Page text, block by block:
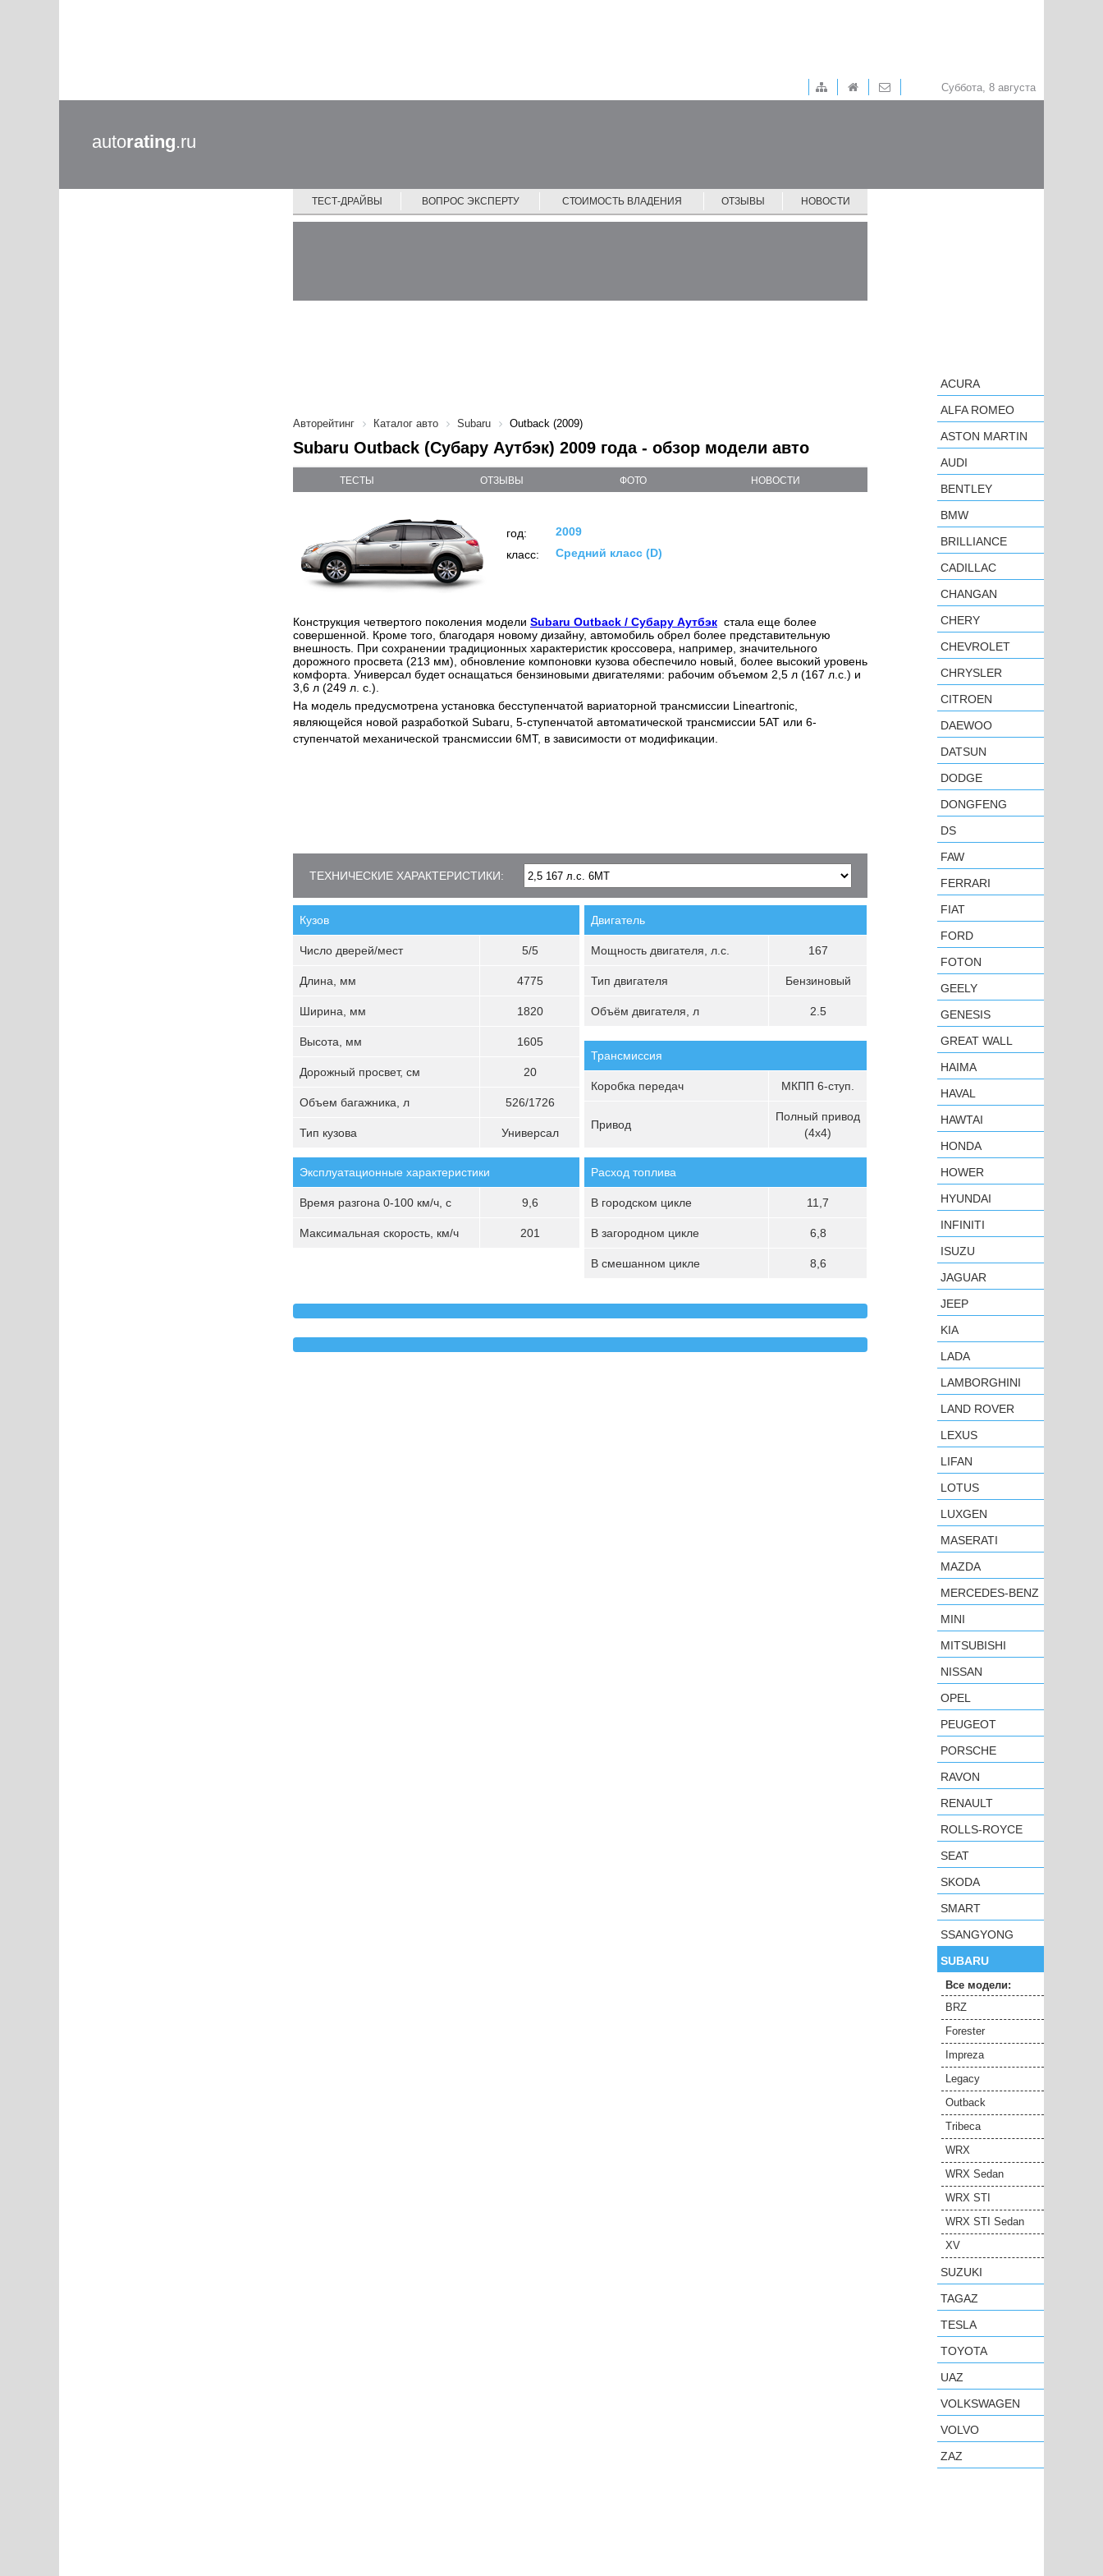
Суббота, 8 августа
autorating.ru
ТЕСТ-ДРАЙВЫ ВОПРОС ЭКСПЕРТУ СТОИМОСТЬ ВЛАДЕНИЯ ОТЗЫВЫ НОВОСТИ
Авторейтинг Каталог авто Subaru Outback (2009)
Subaru Outback (Субару Аутбэк) 2009 года - обзор модели авто
ТЕСТЫ ОТЗЫВЫ ФОТО НОВОСТИ
год:
2009
класс:
Средний класс (D)
Конструкция четвертого поколения модели Subaru Outback / Субару Аутбэк стала еще более
совершенной. Кроме того, благодаря новому дизайну, автомобиль обрел более представительную
внешность. При сохранении традиционных характеристик кроссовера, например, значительного
дорожного просвета (213 мм), обновление компоновки кузова обеспечило новый, более высокий уровень
комфорта. Универсал будет оснащаться бензиновыми двигателями: рабочим объемом 2,5 л (167 л.с.) и
3,6 л (249 л. с.).
На модель предусмотрена установка бесступенчатой вариаторной трансмиссии Lineartronic,
являющейся новой разработкой Subaru, 5-ступенчатой автоматической трансмиссии 5AT или 6-
ступенчатой механической трансмиссии 6MT, в зависимости от модификации.
ТЕХНИЧЕСКИЕ ХАРАКТЕРИСТИКИ:
Кузов
Число дверей/мест 5/5
Длина, мм 4775
Ширина, мм 1820
Высота, мм 1605
Дорожный просвет, см 20
Объем багажника, л 526/1726
Тип кузова Универсал
Двигатель
Мощность двигателя, л.с. 167
Тип двигателя Бензиновый
Объём двигателя, л 2.5
Трансмиссия
Коробка передач МКПП 6-ступ.
Привод
Полный привод
(4х4)
Эксплуатационные характеристики
Время разгона 0-100 км/ч, с 9,6
Максимальная скорость, км/ч 201
Расход топлива
В городском цикле 11,7
В загородном цикле 6,8
В смешанном цикле 8,6
ACURA
ALFA ROMEO
ASTON MARTIN
AUDI
BENTLEY
BMW
BRILLIANCE
CADILLAC
CHANGAN
CHERY
CHEVROLET
CHRYSLER
CITROEN
DAEWOO
DATSUN
DODGE
DONGFENG
DS
FAW
FERRARI
FIAT
FORD
FOTON
GEELY
GENESIS
GREAT WALL
HAIMA
HAVAL
HAWTAI
HONDA
HOWER
HYUNDAI
INFINITI
ISUZU
JAGUAR
JEEP
KIA
LADA
LAMBORGHINI
LAND ROVER
LEXUS
LIFAN
LOTUS
LUXGEN
MASERATI
MAZDA
MERCEDES-BENZ
MINI
MITSUBISHI
NISSAN
OPEL
PEUGEOT
PORSCHE
RAVON
RENAULT
ROLLS-ROYCE
SEAT
SKODA
SMART
SSANGYONG
SUBARU
Все модели:
BRZ
Forester
Impreza
Legacy
Outback
Tribeca
WRX
WRX Sedan
WRX STI
WRX STI Sedan
XV
SUZUKI
TAGAZ
TESLA
TOYOTA
UAZ
VOLKSWAGEN
VOLVO
ZAZ